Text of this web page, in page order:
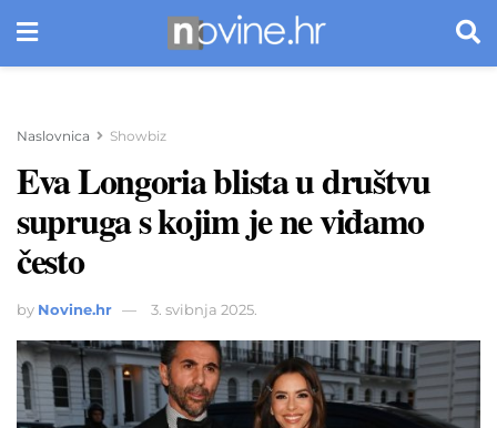
Naslovnica Showbiz
Eva Longoria blista u društvu
supruga s kojim je ne viđamo
često
by Novine.hr 3. svibnja 2025.